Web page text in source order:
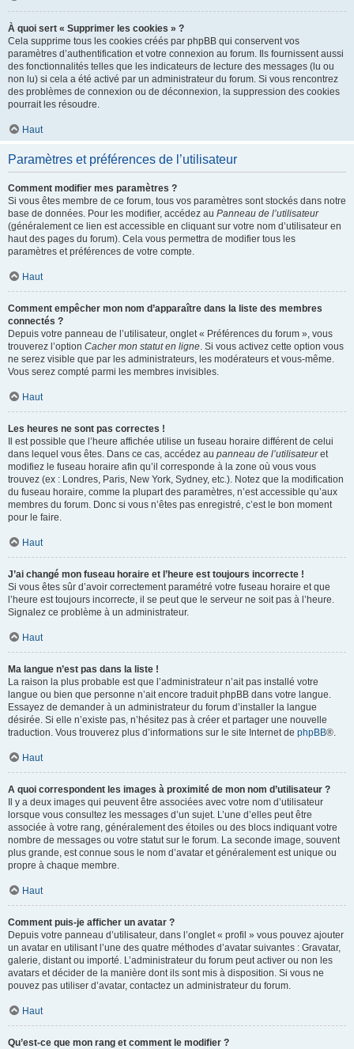
À quoi sert « Supprimer les cookies » ?
Cela supprime tous les cookies créés par phpBB qui conservent vos
paramètres d’authentification et votre connexion au forum. Ils fournissent aussi
des fonctionnalités telles que les indicateurs de lecture des messages (lu ou
non lu) si cela a été activé par un administrateur du forum. Si vous rencontrez
des problèmes de connexion ou de déconnexion, la suppression des cookies
pourrait les résoudre.
Haut
Paramètres et préférences de l’utilisateur
Comment modifier mes paramètres ?
Si vous êtes membre de ce forum, tous vos paramètres sont stockés dans notre
base de données. Pour les modifier, accédez au Panneau de l’utilisateur
(généralement ce lien est accessible en cliquant sur votre nom d’utilisateur en
haut des pages du forum). Cela vous permettra de modifier tous les
paramètres et préférences de votre compte.
Haut
Comment empêcher mon nom d’apparaître dans la liste des membres
connectés ?
Depuis votre panneau de l’utilisateur, onglet « Préférences du forum », vous
trouverez l’option Cacher mon statut en ligne. Si vous activez cette option vous
ne serez visible que par les administrateurs, les modérateurs et vous-même.
Vous serez compté parmi les membres invisibles.
Haut
Les heures ne sont pas correctes !
Il est possible que l’heure affichée utilise un fuseau horaire différent de celui
dans lequel vous êtes. Dans ce cas, accédez au panneau de l’utilisateuret
modifiez le fuseau horaire afin qu’il corresponde à la zone où vous vous
trouvez (ex : Londres, Paris, New York, Sydney, etc.). Notez que la modification
du fuseau horaire, comme la plupart des paramètres, n’est accessible qu’aux
membres du forum. Donc si vous n’êtes pas enregistré, c’est le bon moment
pour le faire.
Haut
J’ai changé mon fuseau horaire et l’heure est toujours incorrecte !
Si vous êtes sûr d’avoir correctement paramétré votre fuseau horaire et que
l’heure est toujours incorrecte, il se peut que le serveur ne soit pas à l’heure.
Signalez ce problème à un administrateur.
Haut
Ma langue n’est pas dans la liste !
La raison la plus probable est que l’administrateur n’ait pas installé votre
langue ou bien que personne n’ait encore traduit phpBB dans votre langue.
Essayez de demander à un administrateur du forum d’installer la langue
désirée. Si elle n’existe pas, n’hésitez pas à créer et partager une nouvelle
traduction. Vous trouverez plus d’informations sur le site Internet de phpBB®.
Haut
A quoi correspondent les images à proximité de mon nom d’utilisateur ?
Il y a deux images qui peuvent être associées avec votre nom d’utilisateur
lorsque vous consultez les messages d’un sujet. L’une d’elles peut être
associée à votre rang, généralement des étoiles ou des blocs indiquant votre
nombre de messages ou votre statut sur le forum. La seconde image, souvent
plus grande, est connue sous le nom d’avatar et généralement est unique ou
propre à chaque membre.
Haut
Comment puis-je afficher un avatar ?
Depuis votre panneau d’utilisateur, dans l’onglet « profil » vous pouvez ajouter
un avatar en utilisant l’une des quatre méthodes d’avatar suivantes : Gravatar,
galerie, distant ou importé. L’administrateur du forum peut activer ou non les
avatars et décider de la manière dont ils sont mis à disposition. Si vous ne
pouvez pas utiliser d’avatar, contactez un administrateur du forum.
Haut
Qu’est-ce que mon rang et comment le modifier ?